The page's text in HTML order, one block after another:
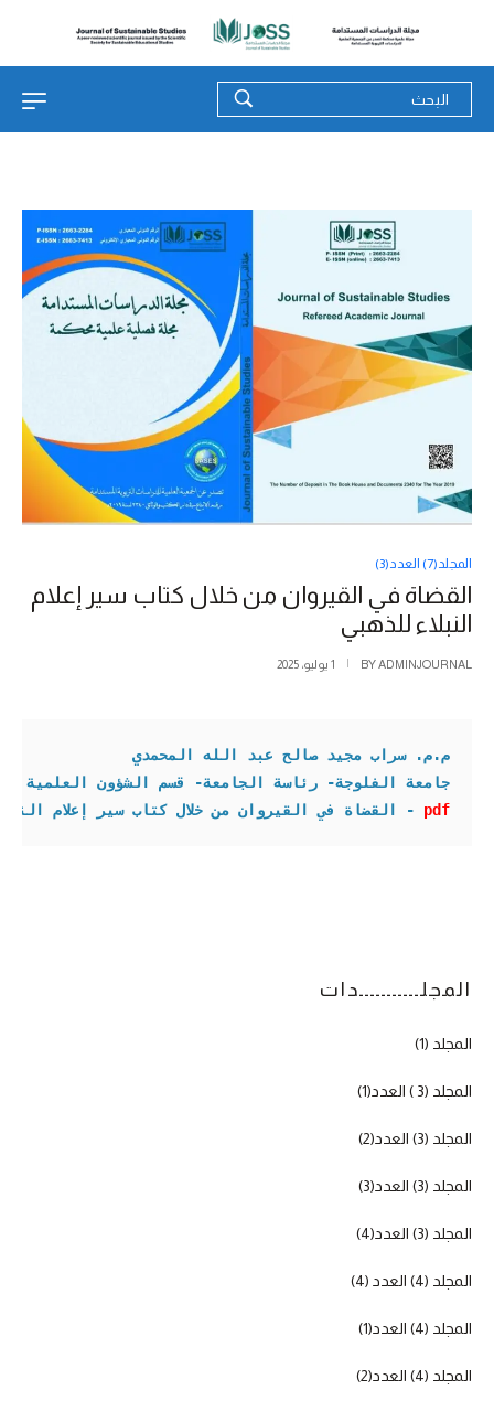
المجلـــــــــــدات
المجلد (1)
المجلد (3 ) العدد(1)
المجلد (3) العدد(2)
المجلد (3) العدد(3)
المجلد (3) العدد(4)
المجلد (4) العدد (4)
المجلد (4) العدد(1)
المجلد (4) العدد(2)
المجلد(7) العدد(3)
القضاة في القيروان من خلال كتاب سير إعلام
النبلاء للذهبي
BYADMINJOURNAL 1 يوليو، 2025
م.م. سراب مجيد صالح عبد الله المحمدي
جامعة الفلوجة- رئاسة الجامعة- قسم الشؤون العلمية
pdf
- القضاة في القيروان من خلال كتاب سير إعلام